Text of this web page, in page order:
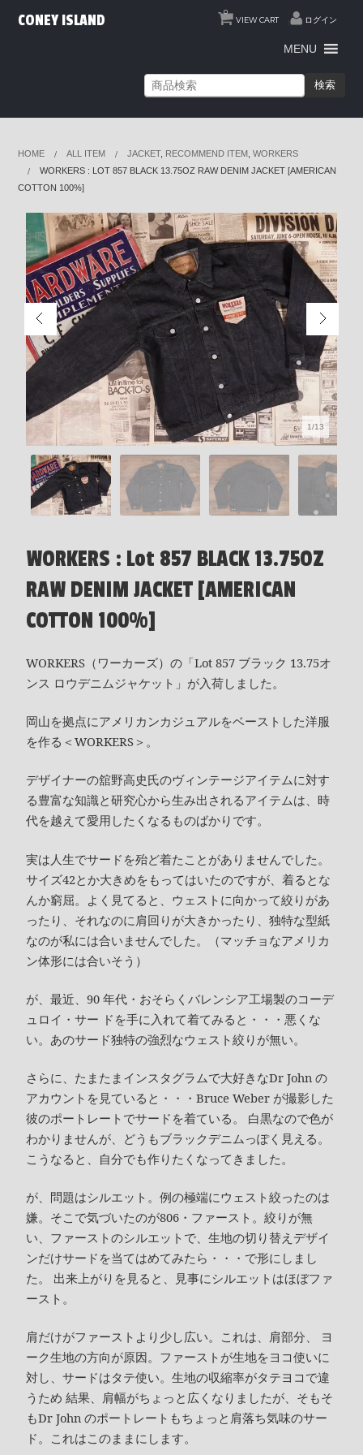
VIEW CART
0
ログイン
CONEY ISLAND
MENU
検索
HOME ALL ITEM JACKET, RECOMMEND ITEM ,WORKERS
WORKERS : LOT 857 BLACK 13.75OZ RAW DENIM JACKET [AMERICAN
COTTON 100%]
1/13
WORKERS : Lot 857 BLACK 13.75OZ
RAW DENIM JACKET [AMERICAN
COTTON 100%]
WORKERS（ワーカーズ）の「Lot 857 ブラック 13.75オ
ンス ロウデニムジャケット」が入荷しました。
岡山を拠点にアメリカンカジュアルをベーストした洋服
を作る＜WORKERS＞。
デザイナーの舘野高史氏のヴィンテージアイテムに対す
る豊富な知識と研究心から生み出されるアイテムは、時
代を越えて愛用したくなるものばかりです。
実は人生でサードを殆ど着たことがありませんでした。
サイズ42とか大きめをもってはいたのですが、着るとな
んか窮屈。よく見てると、ウェストに向かって絞りがあ
ったり、それなのに肩回りが大きかったり、独特な型紙
なのが私には合いませんでした。（マッチョなアメリカ
ン体形には合いそう）
が、最近、90 年代・おそらくバレンシア工場製のコーデ
ュロイ・サー ドを手に入れて着てみると・・・悪くな
い。あのサード独特の強烈なウェスト絞りが無い。
さらに、たまたまインスタグラムで大好きなDr John の
アカウントを見ていると・・・Bruce Weber が撮影した
彼のポートレートでサードを着ている。 白黒なので色が
わかりませんが、どうもブラックデニムっぽく見える。
こうなると、自分でも作りたくなってきました。
が、問題はシルエット。例の極端にウェスト絞ったのは
嫌。そこで気づいたのが806・ファースト。絞りが無
い、ファーストのシルエットで、生地の切り替えデザイ
ンだけサードを当てはめてみたら・・・で形にしまし
た。 出来上がりを見ると、見事にシルエットはほぼファ
ースト。
肩だけがファーストより少し広い。これは、肩部分、 ヨ
ーク生地の方向が原因。ファーストが生地をヨコ使いに
対し、サードはタテ使い。生地の収縮率がタテヨコで違
うため 結果、肩幅がちょっと広くなりましたが、そもそ
もDr John のポートレートもちょっと肩落ち気味のサー
ド。これはこのままにします。